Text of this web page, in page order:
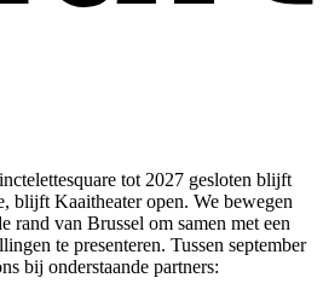
tot 2027 gesloten blijft
blijft Kaaitheater open. We bewegen
rand van Brussel om samen met een
te presenteren. Tussen september
bij onderstaande partners: